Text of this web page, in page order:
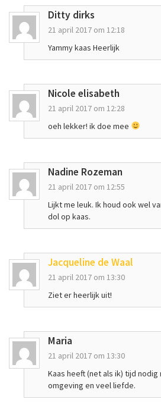
Ditty dirks
21 april 2017 om 12:18
Yammy kaas Heerlijk
Nicole elisabeth
21 april 2017 om 12:28
oeh lekker! ik doe mee
Nadine Rozeman
21 april 2017 om 12:55
Lijkt me leuk. Ik houd ook wel
dol op kaas.
Jacqueline de Waal
21 april 2017 om 13:30
Ziet er heerlijk uit!
Maria
21 april 2017 om 13:30
Kaas heeft (net als ik) tijd
omgeving en veel liefde.